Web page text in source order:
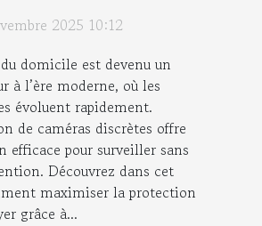
2025 10:12
domicile est devenu un
à l’ère moderne, où les
évoluent rapidement.
de caméras discrètes offre
efficace pour surveiller sans
Découvrez dans cet
maximiser la protection
grâce à...